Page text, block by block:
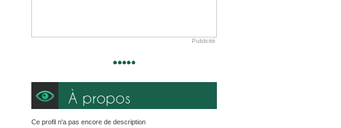
Publicité
À propos
Ce profil n'a pas encore de description